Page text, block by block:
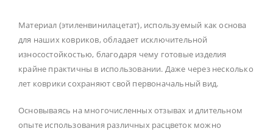
Материал (этиленвинилацетат), используемый как основа
для наших ковриков, обладает исключительной
износостойкостью, благодаря чему готовые изделия
крайне практичны в использовании. Даже через несколько
лет коврики сохраняют свой первоначальный вид.
Основываясь на многочисленных отзывах и длительном
опыте использования различных расцветок можно